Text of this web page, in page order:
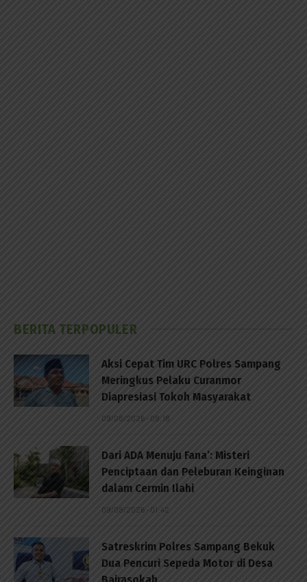
BERITA TERPOPULER
Aksi Cepat Tim URC Polres Sampang
Meringkus Pelaku Curanmor
Diapresiasi Tokoh Masyarakat
09/08/2026 - 08:18
Dari ADA Menuju Fana’: Misteri
Penciptaan dan Peleburan Keinginan
dalam Cermin Ilahi
09/08/2026 - 01:42
Satreskrim Polres Sampang Bekuk
Dua Pencuri Sepeda Motor di Desa